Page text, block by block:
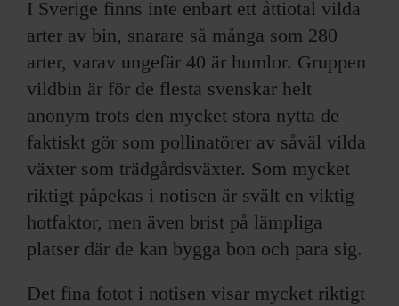
PRENUMERERA PÅ F&F
ANNONSERA I F&F
OM F&F
I Sverige finns inte enbart ett åttiotal vilda
arter av bin, snarare så många som 280
arter, varav ungefär 40 är humlor. Gruppen
vildbin är för de flesta svenskar helt
anonym trots den mycket stora nytta de
faktiskt gör som pollinatörer av såväl vilda
växter som trädgårdsväxter. Som mycket
riktigt påpekas i notisen är svält en viktig
hotfaktor, men även brist på lämpliga
platser där de kan bygga bon och para sig.
Det fina fotot i notisen visar mycket riktigt